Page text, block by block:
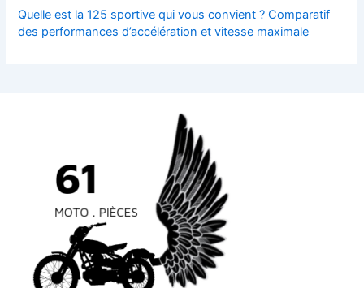
Quelle est la 125 sportive qui vous convient ? Comparatif
des performances d’accélération et vitesse maximale